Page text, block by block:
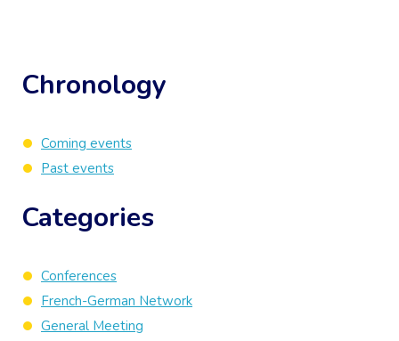
Chronology
Coming events
Past events
Categories
Conferences
French-German Network
General Meeting